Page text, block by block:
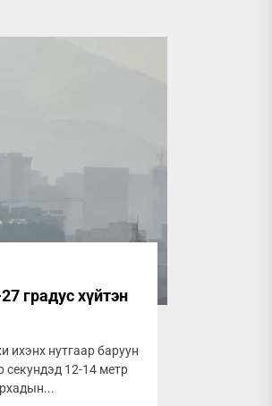
градус хүйтэн
ихэнх нутгаар баруун
секундэд 12-14 метр